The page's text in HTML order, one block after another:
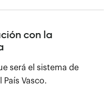
con la
será el sistema de
Vasco.